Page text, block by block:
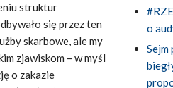
struktur
się przez ten
skarbowe, ale my
zjawiskom – w myśl
o zakazie
o
Sejm